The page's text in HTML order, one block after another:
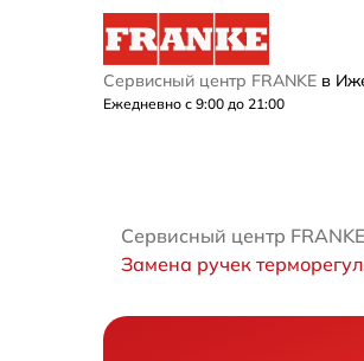
Сервисный центр FRANKE в
Ежедневно с 9:00 до 21:00
Сервисный центр FRANKE
Замена ручек